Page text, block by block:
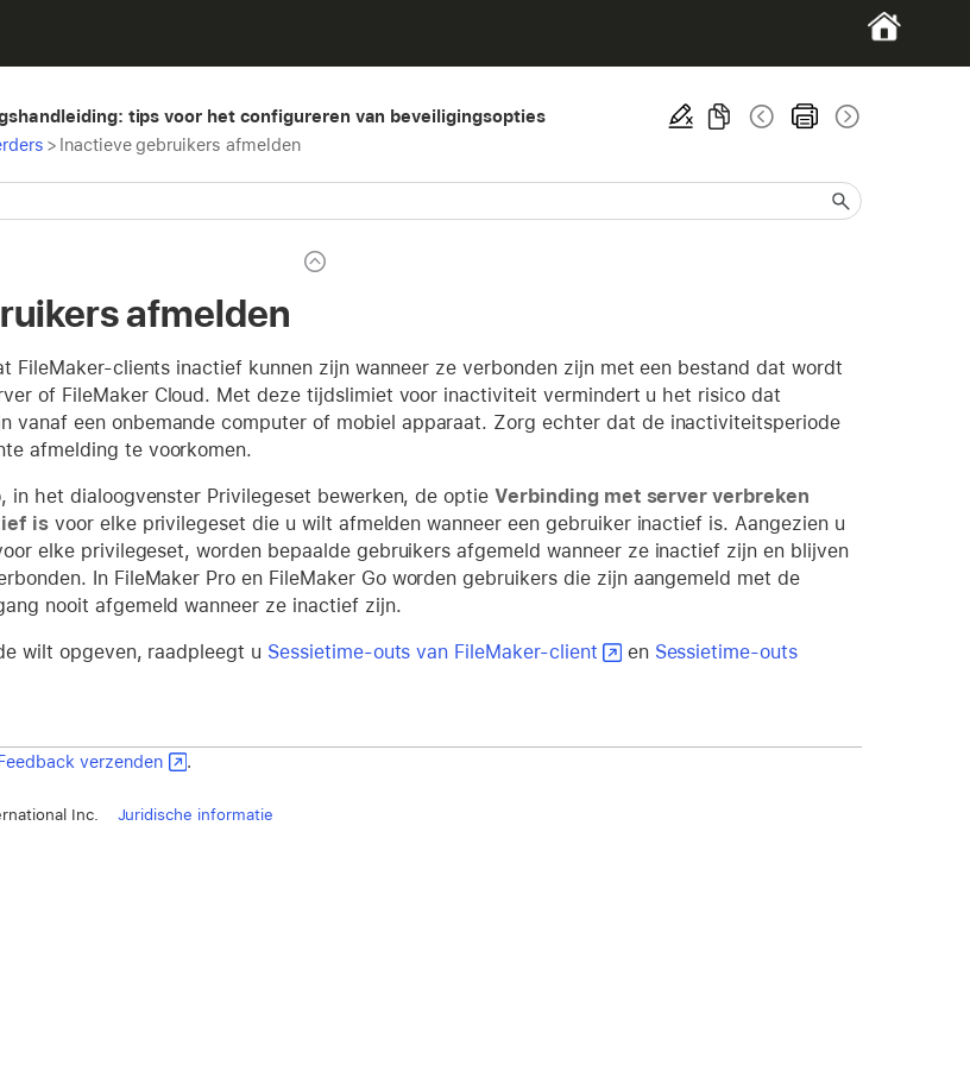
tips voor het configureren van beveiligingsopties
> Inactieve gebruikers afmelden
afmelden
FileMaker-clients inactief kunnen zijn wanneer ze verbonden zijn met een bestand dat wordt
of FileMaker Cloud. Met deze tijdslimiet voor inactiviteit vermindert u het risico dat
vanaf een onbemande computer of mobiel apparaat. Zorg echter dat de inactiviteitsperiode
afmelding te voorkomen.
in het dialoogvenster Privilegeset bewerken, de optieVerbinding met server verbreken
isvoor elke privilegeset die u wilt afmelden wanneer een gebruiker inactief is. Aangezien u
elke privilegeset, worden bepaalde gebruikers afgemeld wanneer ze inactief zijn en blijven
In FileMaker Pro en FileMaker Go worden gebruikers die zijn aangemeld met de
nooit afgemeld wanneer ze inactief zijn.
wilt opgeven, raadpleegt u Sessietime-outs van FileMaker-client en Sessietime-outs
verzenden .
Inc. Juridische informatie